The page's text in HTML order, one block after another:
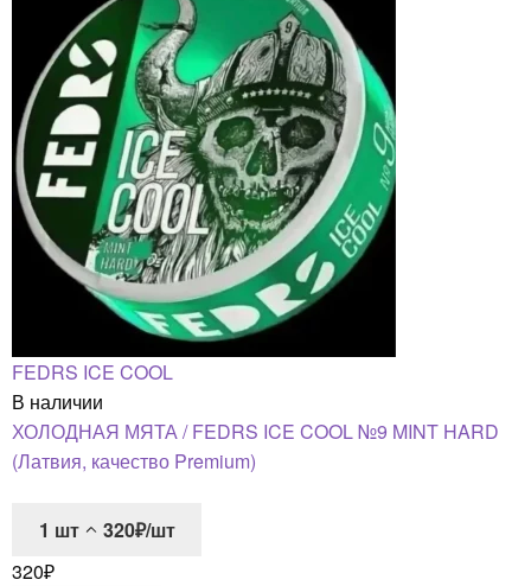
FEDRS ICE COOL
В наличии
ХОЛОДНАЯ МЯТА / FEDRS ICE COOL №9 MINT HARD
(Латвия, качество Premium)
1 шт
320₽/шт
320₽